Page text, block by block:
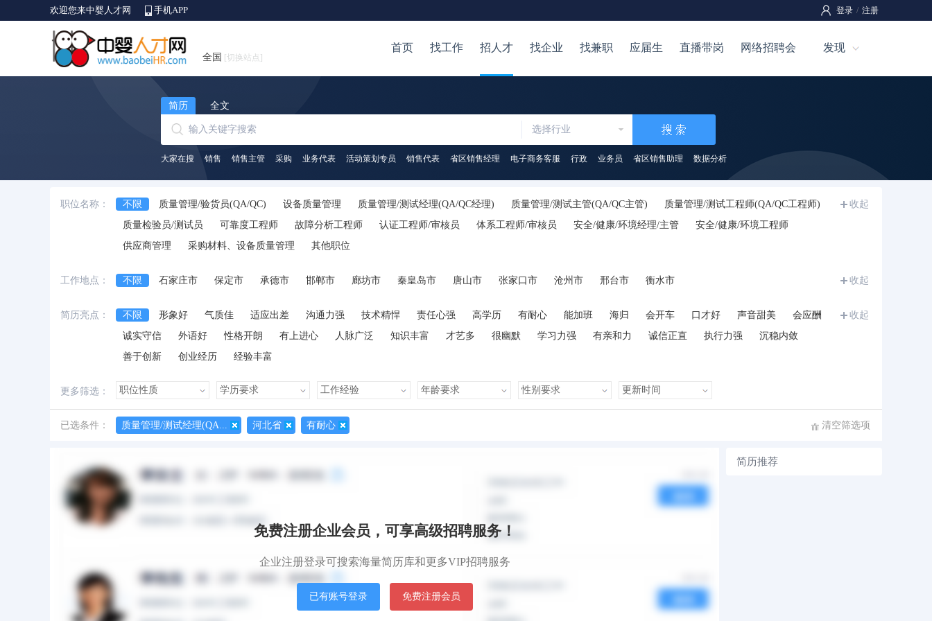
欢迎您来中婴人才网 手机APP 登录 / 注册
全国 [切换站点]
首页 找工作 招人才 找企业 找兼职 应届生 直播带岗 网络招聘会 发现
简历 全文
选择行业
大家在搜 销售 销售主管 采购 业务代表 活动策划专员 销售代表 省区销售经理 电子商务客服 行政 业务员 省区销售助理 数据分析
职位名称： 不限 质量管理/验货员(QA/QC) 设备质量管理 质量管理/测试经理(QA/QC经理) 质量管理/测试主管(QA/QC主管)
质量管理/测试工程师(QA/QC工程师)
质量检验员/测试员
可靠度工程师 故障分析工程师 认证工程师/审核员 体系工程师/审核员 安全/健康/环境经理/主管
安全/健康/环境工程师
供应商管理
采购材料、设备质量管理 其他职位
收起
工作地点： 不限 石家庄市 保定市 承德市 邯郸市 廊坊市 秦皇岛市 唐山市 张家口市 沧州市 邢台市 衡水市 收起
简历亮点： 不限 形象好 气质佳 适应出差 沟通力强 技术精悍 责任心强 高学历 有耐心 能加班 海归 会开车 口才好 声音甜美
会应酬
诚实守信
外语好 性格开朗 有上进心 人脉广泛 知识丰富 才艺多 很幽默 学习力强 有亲和力 诚信正直 执行力强
沉稳内敛
善于创新
创业经历 经验丰富
收起
更多筛选：
已选条件： 质量管理/测试经理(QA... 河北省 有耐心 清空筛选项
所有简历
免费注册企业会员，可享高级招聘服务！
企业注册登录可搜索海量简历库和更多VIP招聘服务
已有账号登录 免费注册会员
简历推荐